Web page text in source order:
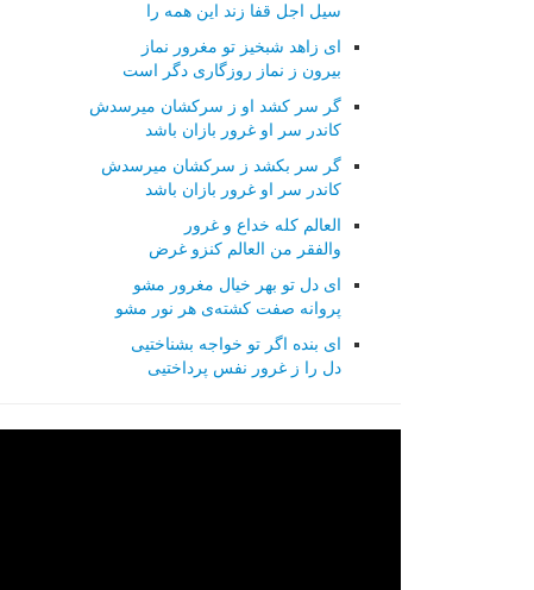
سیل اجل قفا زند این همه را
ای زاهد شبخیز تو مغرور نماز
بیرون ز نماز روزگاری دگر است
گر سر کشد او ز سرکشان میرسدش
کاندر سر او غرور بازان باشد
گر سر بکشد ز سرکشان میرسدش
کاندر سر او غرور بازان باشد
العالم کله خداع و غرور
والفقر من العالم کنزو غرض
ای دل تو بهر خیال مغرور مشو
پروانه صفت کشته‌ی هر نور مشو
ای بنده اگر تو خواجه بشناختیی
دل را ز غرور نفس پرداختیی